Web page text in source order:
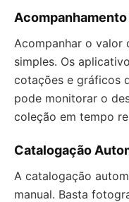
Acompanhamento
Acompanhar o valor
simples. Os
cotações e gráficos
pode monitorar o
coleção em tempo
Catalogação
A catalogação
manual. Basta